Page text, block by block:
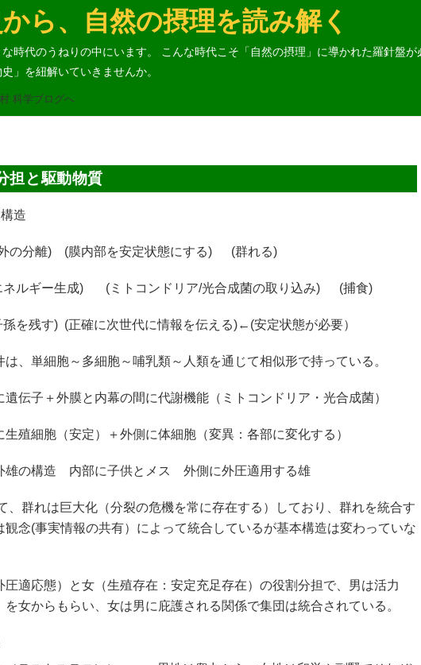
ら、自然の摂理を読み解く
時代のうねりの中にいます。 こんな時代こそ「自然の摂理」に導かれた羅針盤が
」を紐解いていきませんか。
担と駆動物質
造
の分離) (膜内部を安定状態にする) (群れる)
ネルギー生成) (ミトコンドリア/光合成菌の取り込み) (捕食)
孫を残す) (正確に次世代に情報を伝える)←(安定状態が必要）
は、単細胞～多細胞～哺乳類～人類を通じて相似形で持っている。
伝子＋外膜と内幕の間に代謝機能（ミトコンドリア・光合成菌）
殖細胞（安定）＋外側に体細胞（変異：各部に変化する）
の構造 内部に子供とメス 外側に外圧適用する雄
群れは巨大化（分裂の危機を常に存在する）しており、群れを統合す
観念(事実情報の共有）によって統合しているが基本構造は変わっていな
圧適応態）と女（生殖存在：安定充足存在）の役割分担で、男は活力
を女からもらい、女は男に庇護される関係で集団は統合されている。